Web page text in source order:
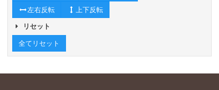
左右反転 上下反転
リセット
全てリセット